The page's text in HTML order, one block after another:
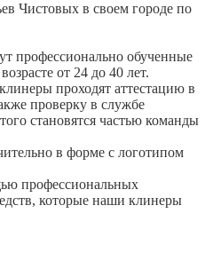
Чистовых в своем городе по
профессионально обученные
от 24 до 40 лет.
проходят аттестацию в
проверку в службе
становятся частью команды
в форме с логотипом
профессиональных
которые наши клинеры